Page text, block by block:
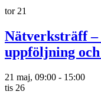
tor 21
Nätverksträff –
uppföljning
21 maj, 09:00 - 15:00
tis 26